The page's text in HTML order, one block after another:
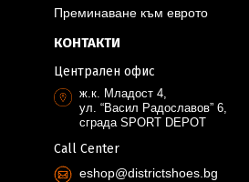
Преминаване към еврото
КОНТАКТИ
Централен офис
ж.к. Младост 4,
ул. “Васил Радославов” 6,
сграда SPORT DEPOT
Call Center
eshop@districtshoes.bg